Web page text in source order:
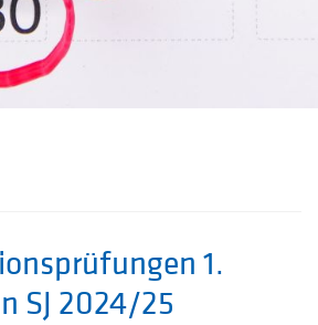
1.
SJ 2024/25